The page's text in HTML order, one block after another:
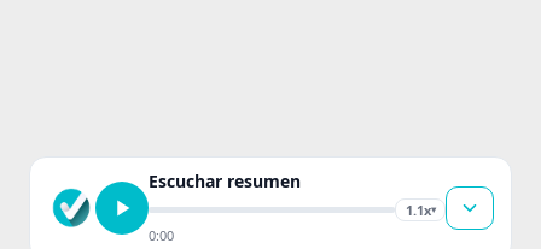
Escuchar resumen
1.1x▾
0:00